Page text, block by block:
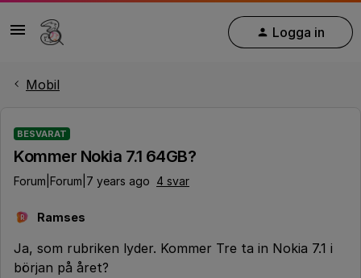
Logga in
Mobil
BESVARAT
Kommer Nokia 7.1 64GB?
Forum|Forum|7 years ago 4 svar
R Ramses
Ja, som rubriken lyder. Kommer Tre ta in Nokia 7.1 i
början på året?